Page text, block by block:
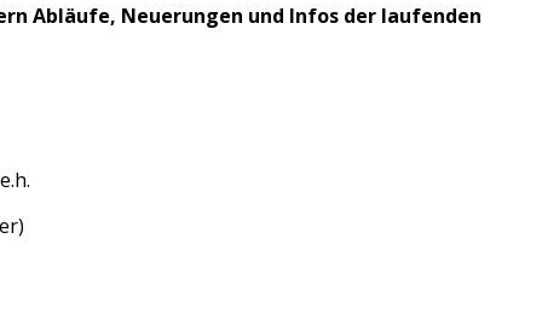
Abläufe, Neuerungen und Infos der laufenden